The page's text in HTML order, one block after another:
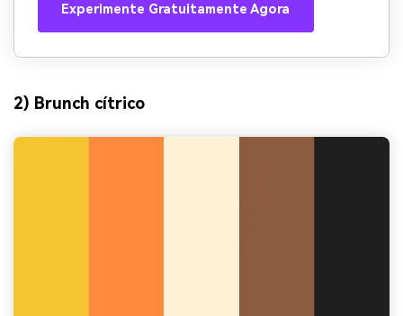
Experimente Gratuitamente Agora
2) Brunch cítrico